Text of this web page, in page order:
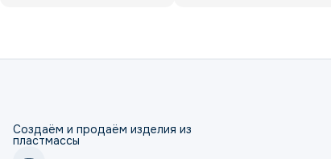
Создаём и продаём изделия из
пластмассы